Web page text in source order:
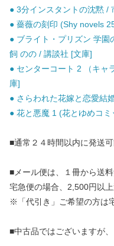
● 3分インスタントの沈黙 /
● 薔薇の刻印 (Shy novels
● ブライト・プリズン 学園
飼 のの / 講談社 [文庫]
● センターコート 2 （キャ
庫]
● さらわれた花嫁と恋愛結
● 花と悪魔 1 (花とゆめコ
■通常２４時間以内に発送可
■メール便は、１冊から送料
宅急便の場合、2,500円以上
※「代引き」ご希望の方は
■中古品ではございますが